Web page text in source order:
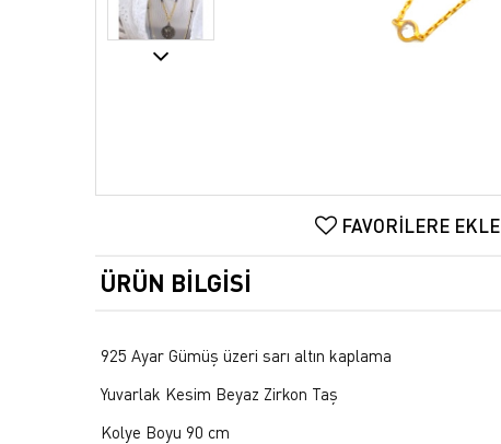
FAVORILERE EKLE
ÜRÜN BILGISI
925 Ayar Gümüş üzeri sarı altın kaplama
Yuvarlak Kesim Beyaz Zirkon Taş
Kolye Boyu 90 cm